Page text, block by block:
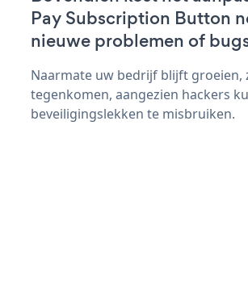
Pay Subscription Button
nieuwe problemen of
Naarmate uw bedrijf blijft
tegenkomen, aangezien hackers
beveiligingslekken te misbruiken.